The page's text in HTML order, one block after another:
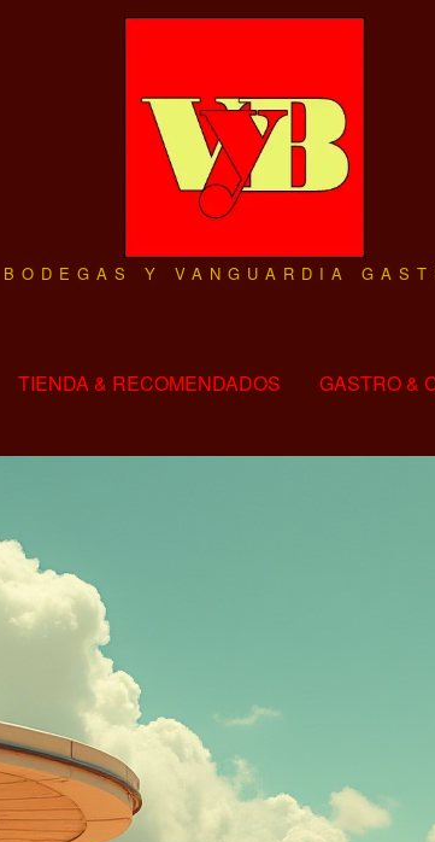
Y VANGUARDIA
TIENDA & RECOMENDADOS GASTRO &